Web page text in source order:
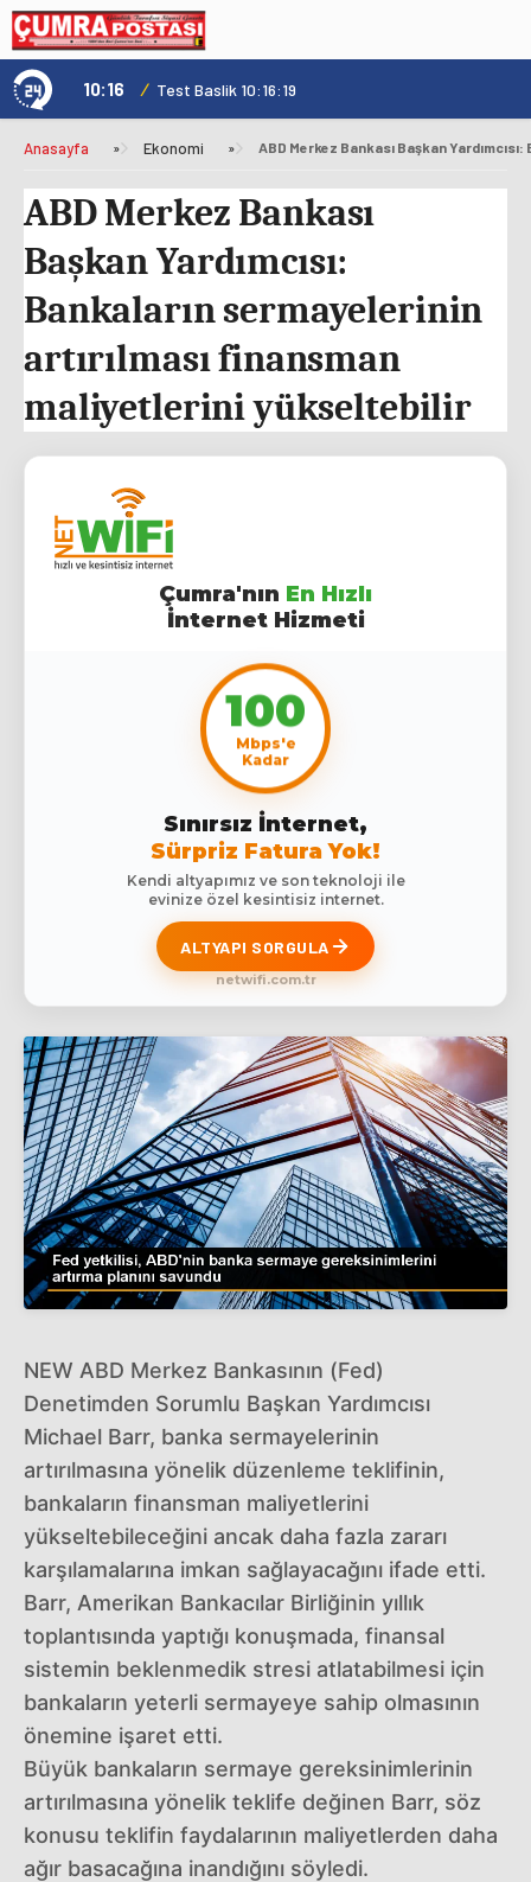
10:16 / Test Baslik 10:16:19
Anasayfa » Ekonomi »
ABD Merkez Bankası
Başkan Yardımcısı:
Bankaların sermayelerinin
artırılması finansman
maliyetlerini yükseltebilir
Çumra'nın En Hızlı
İnternet Hizmeti
100
Mbps'e
Kadar
Sınırsız İnternet,
Sürpriz Fatura Yok!
Kendi altyapımız ve son teknoloji ile
evinize özel kesintisiz internet.
ALTYAPI SORGULA
netwifi.com.tr
NEW ABD Merkez Bankasının (Fed)
Denetimden Sorumlu Başkan Yardımcısı
Michael Barr, banka sermayelerinin
artırılmasına yönelik düzenleme teklifinin,
bankaların finansman maliyetlerini
yükseltebileceğini ancak daha fazla zararı
karşılamalarına imkan sağlayacağını ifade etti.
Barr, Amerikan Bankacılar Birliğinin yıllık
toplantısında yaptığı konuşmada, finansal
sistemin beklenmedik stresi atlatabilmesi için
bankaların yeterli sermayeye sahip olmasının
önemine işaret etti.
Büyük bankaların sermaye gereksinimlerinin
artırılmasına yönelik teklife değinen Barr, söz
konusu teklifin faydalarının maliyetlerden daha
ağır basacağına inandığını söyledi.